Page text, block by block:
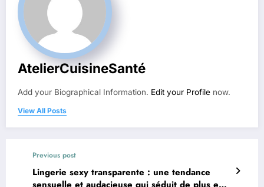
AtelierCuisineSanté
Add your Biographical Information. Edit your Profile now.
View All Posts
Previous post
Lingerie sexy transparente : ⁤une tendance